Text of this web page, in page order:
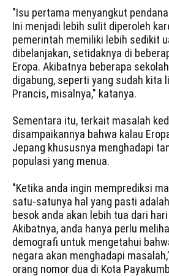
"Isu pertama menyangkut
Ini menjadi lebih sulit diperoleh
pemerintah memiliki lebih sedikit
dibelanjakan, setidaknya di
Eropa. Akibatnya beberapa
digabung, seperti yang sudah kita
Prancis, misalnya," katanya.
Sementara itu, terkait masalah
disampaikannya bahwa kalau
Jepang khususnya menghadapi
populasi yang menua.
"Ketika anda ingin memprediksi
satu-satunya hal yang pasti
besok anda akan lebih tua dari
Akibatnya, anda hanya perlu
demografi untuk mengetahui
negara akan menghadapi
orang nomor dua di Kota